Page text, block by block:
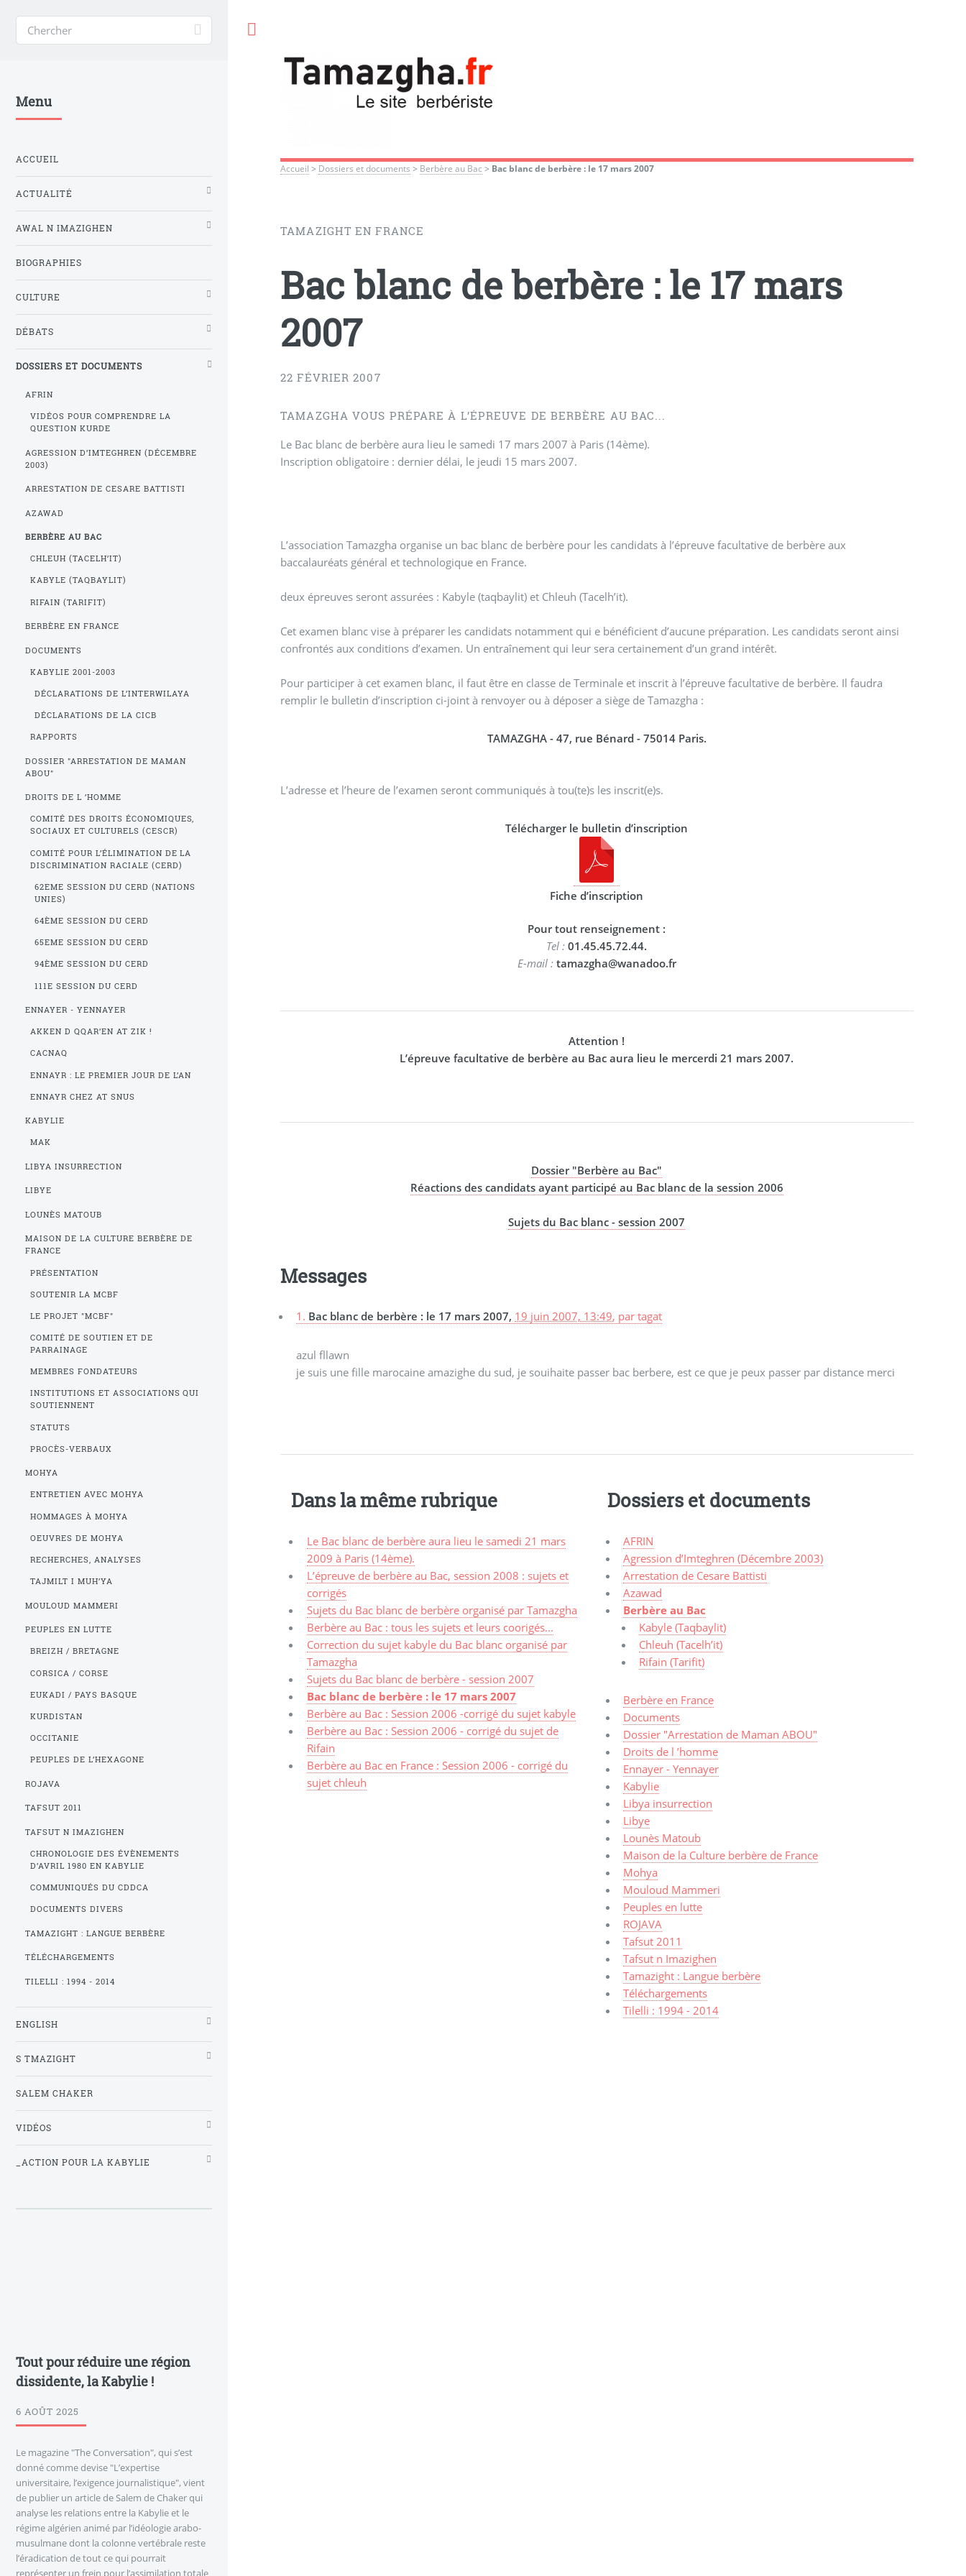
Accueil > Dossiers et documents > Berbère au Bac > Bac blanc de berbère : le 17 mars 2007
TAMAZIGHT EN FRANCE
Bac blanc de berbère : le 17 mars
2007
22 FÉVRIER 2007
TAMAZGHA VOUS PRÉPARE À L’ÉPREUVE DE BERBÈRE AU BAC...
Le Bac blanc de berbère aura lieu le samedi 17 mars 2007 à Paris (14ème).
Inscription obligatoire : dernier délai, le jeudi 15 mars 2007.
L’association Tamazgha organise un bac blanc de berbère pour les candidats à l’épreuve facultative de berbère aux
baccalauréats général et technologique en France.
deux épreuves seront assurées : Kabyle (taqbaylit) et Chleuh (Tacelh’it).
Cet examen blanc vise à préparer les candidats notamment qui e bénéficient d’aucune préparation. Les candidats seront ainsi
confrontés aux conditions d’examen. Un entraînement qui leur sera certainement d’un grand intérêt.
Pour participer à cet examen blanc, il faut être en classe de Terminale et inscrit à l’épreuve facultative de berbère. Il faudra
remplir le bulletin d’inscription ci-joint à renvoyer ou à déposer a siège de Tamazgha :
TAMAZGHA - 47, rue Bénard - 75014 Paris.
L’adresse et l’heure de l’examen seront communiqués à tou(te)s les inscrit(e)s.
Télécharger le bulletin d’inscription
Fiche d’inscription
Pour tout renseignement :
Tel : 01.45.45.72.44.
E-mail : tamazgha@wanadoo.fr
Attention !
L’épreuve facultative de berbère au Bac aura lieu le mercerdi 21 mars 2007.
Dossier "Berbère au Bac"
Réactions des candidats ayant participé au Bac blanc de la session 2006
Sujets du Bac blanc - session 2007
Messages
1. Bac blanc de berbère : le 17 mars 2007, 19 juin 2007, 13:49, partagat
azul fllawn
je suis une fille marocaine amazighe du sud, je souihaite passer bac berbere, est ce que je peux passer par distance merci
Dans la même rubrique
Le Bac blanc de berbère aura lieu le samedi 21 mars
2009 à Paris (14ème).
L’épreuve de berbère au Bac, session 2008 : sujets et
corrigés
Sujets du Bac blanc de berbère organisé par Tamazgha
Berbère au Bac : tous les sujets et leurs coorigés...
Correction du sujet kabyle du Bac blanc organisé par
Tamazgha
Sujets du Bac blanc de berbère - session 2007
Bac blanc de berbère : le 17 mars 2007
Berbère au Bac : Session 2006 -corrigé du sujet kabyle
Berbère au Bac : Session 2006 - corrigé du sujet de
Rifain
Berbère au Bac en France : Session 2006 - corrigé du
sujet chleuh
Dossiers et documents
AFRIN
Agression d’Imteghren (Décembre 2003)
Arrestation de Cesare Battisti
Azawad
Berbère au Bac
Kabyle (Taqbaylit)
Chleuh (Tacelh’it)
Rifain (Tarifit)
Berbère en France
Documents
Dossier "Arrestation de Maman ABOU"
Droits de l ’homme
Ennayer - Yennayer
Kabylie
Libya insurrection
Libye
Lounès Matoub
Maison de la Culture berbère de France
Mohya
Mouloud Mammeri
Peuples en lutte
ROJAVA
Tafsut 2011
Tafsut n Imazighen
Tamazight : Langue berbère
Téléchargements
Tilelli : 1994 - 2014
Menu
ACCUEIL
ACTUALITÉ
AWAL N IMAZIGHEN
BIOGRAPHIES
CULTURE
DÉBATS
DOSSIERS ET DOCUMENTS
AFRIN
VIDÉOS POUR COMPRENDRE LA
QUESTION KURDE
AGRESSION D’IMTEGHREN (DÉCEMBRE
2003)
ARRESTATION DE CESARE BATTISTI
AZAWAD
BERBÈRE AU BAC
CHLEUH (TACELH’IT)
KABYLE (TAQBAYLIT)
RIFAIN (TARIFIT)
BERBÈRE EN FRANCE
DOCUMENTS
KABYLIE 2001-2003
DÉCLARATIONS DE L’INTERWILAYA
DÉCLARATIONS DE LA CICB
RAPPORTS
DOSSIER "ARRESTATION DE MAMAN
ABOU"
DROITS DE L ’HOMME
COMITÉ DES DROITS ÉCONOMIQUES,
SOCIAUX ET CULTURELS (CESCR)
COMITÉ POUR L’ÉLIMINATION DE LA
DISCRIMINATION RACIALE (CERD)
62EME SESSION DU CERD (NATIONS
UNIES)
64ÈME SESSION DU CERD
65EME SESSION DU CERD
94ÈME SESSION DU CERD
111E SESSION DU CERD
ENNAYER - YENNAYER
AKKEN D QQAR’EN AT ZIK !
CACNAQ
ENNAYR : LE PREMIER JOUR DE L’AN
ENNAYR CHEZ AT SNUS
KABYLIE
MAK
LIBYA INSURRECTION
LIBYE
LOUNÈS MATOUB
MAISON DE LA CULTURE BERBÈRE DE
FRANCE
PRÉSENTATION
SOUTENIR LA MCBF
LE PROJET "MCBF"
COMITÉ DE SOUTIEN ET DE
PARRAINAGE
MEMBRES FONDATEURS
INSTITUTIONS ET ASSOCIATIONS QUI
SOUTIENNENT
STATUTS
PROCÈS-VERBAUX
MOHYA
ENTRETIEN AVEC MOHYA
HOMMAGES À MOHYA
OEUVRES DE MOHYA
RECHERCHES, ANALYSES
TAJMILT I MUH’YA
MOULOUD MAMMERI
PEUPLES EN LUTTE
BREIZH / BRETAGNE
CORSICA / CORSE
EUKADI / PAYS BASQUE
KURDISTAN
OCCITANIE
PEUPLES DE L’HEXAGONE
ROJAVA
TAFSUT 2011
TAFSUT N IMAZIGHEN
CHRONOLOGIE DES ÉVÈNEMENTS
D’AVRIL 1980 EN KABYLIE
COMMUNIQUÉS DU CDDCA
DOCUMENTS DIVERS
TAMAZIGHT : LANGUE BERBÈRE
TÉLÉCHARGEMENTS
TILELLI : 1994 - 2014
ENGLISH
S TMAZIGHT
SALEM CHAKER
VIDÉOS
_ACTION POUR LA KABYLIE
Tout pour réduire une région
dissidente, la Kabylie !
6 AOÛT 2025
Le magazine "The Conversation", qui s’est
donné comme devise "L’expertise
universitaire, l’exigence journalistique", vient
de publier un article de Salem de Chaker qui
analyse les relations entre la Kabylie et le
régime algérien animé par l’idéologie arabo-
musulmane dont la colonne vertébrale reste
l’éradication de tout ce qui pourrait
représenter un frein pour l’assimilation totale